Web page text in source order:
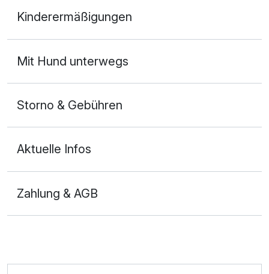
2 Erwachsene und 2 Kinder
Zusatznächte
Kinderermäßigungen
Mit Hund unterwegs
Storno & Gebühren
Aktuelle Infos
Zahlung & AGB